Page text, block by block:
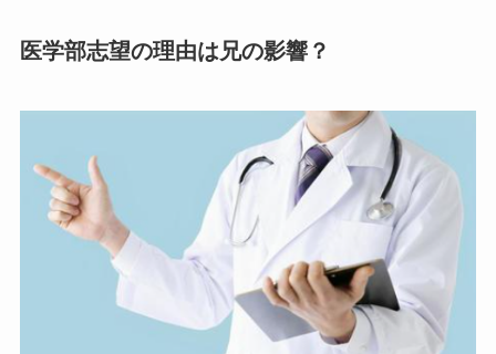
医学部志望の理由は兄の影響？